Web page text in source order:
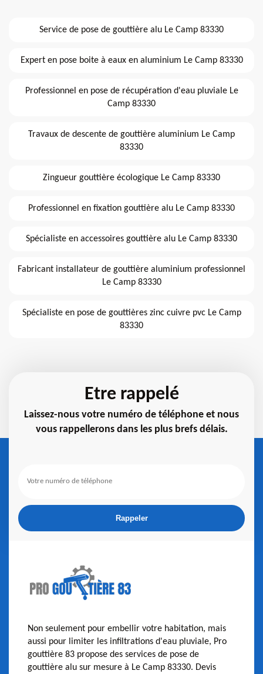
Service de pose de gouttière alu Le Camp 83330
Expert en pose boite à eaux en aluminium Le Camp 83330
Professionnel en pose de récupération d'eau pluviale Le
Camp 83330
Travaux de descente de gouttière aluminium Le Camp
83330
Zingueur gouttière écologique Le Camp 83330
Professionnel en fixation gouttière alu Le Camp 83330
Spécialiste en accessoires gouttière alu Le Camp 83330
Fabricant installateur de gouttière aluminium professionnel
Le Camp 83330
Spécialiste en pose de gouttières zinc cuivre pvc Le Camp
83330
Etre rappelé
Laissez-nous votre numéro de téléphone et nous
vous rappellerons dans les plus brefs délais.
Non seulement pour embellir votre habitation, mais
aussi pour limiter les infiltrations d'eau pluviale, Pro
gouttière 83 propose des services de pose de
gouttière alu sur mesure à Le Camp 83330. Devis